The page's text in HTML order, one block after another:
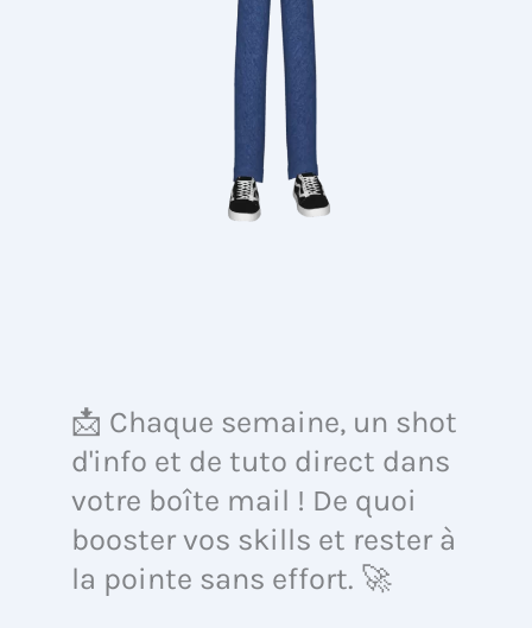
📩 Chaque semaine, un shot
d'info et de tuto direct dans
votre boîte mail ! De quoi
booster vos skills et rester à
la pointe sans effort. 🚀